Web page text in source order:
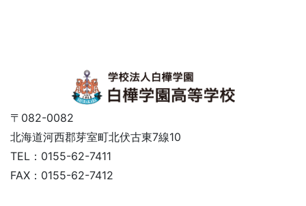
〒082-0082
北海道河西郡芽室町北伏古東7線10
TEL：0155-62-7411
FAX：0155-62-7412